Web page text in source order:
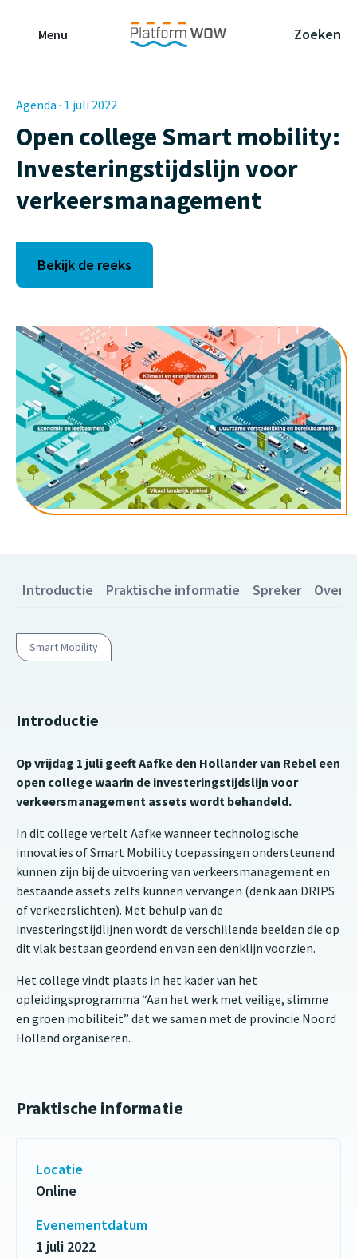
Menu
Zoeken
Agenda · 1 juli 2022
Open college Smart mobility:
Investeringstijdslijn voor
verkeersmanagement
Bekijk de reeks
Introductie Praktische informatie Spreker Over
Smart Mobility
Introductie
Op vrijdag 1 juli geeft Aafke den Hollander van Rebel een
open college waarin de investeringstijdslijn voor
verkeersmanagement assets wordt behandeld.
In dit college vertelt Aafke wanneer technologische
innovaties of Smart Mobility toepassingen ondersteunend
kunnen zijn bij de uitvoering van verkeersmanagement en
bestaande assets zelfs kunnen vervangen (denk aan DRIPS
of verkeerslichten). Met behulp van de
investeringstijdlijnen wordt de verschillende beelden die op
dit vlak bestaan geordend en van een denklijn voorzien.
Het college vindt plaats in het kader van het
opleidingsprogramma “Aan het werk met veilige, slimme
en groen mobiliteit” dat we samen met de provincie Noord
Holland organiseren.
Praktische informatie
Locatie
Online
Evenementdatum
1 juli 2022